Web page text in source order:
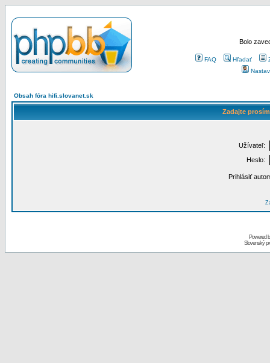
Bolo
FAQ Hľadať
Obsah fóra hifi.slovanet.sk
Zadajte
Užívateľ:
Heslo:
Prihlásiť
Powered
Slovenský